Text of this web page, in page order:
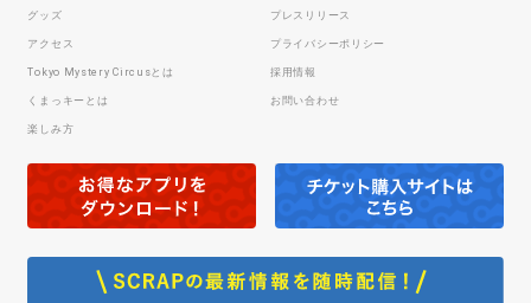
グッズ
アクセス
Tokyo Mystery Circusとは
くまっキーとは
楽しみ方
プレスリリース
プライバシーポリシー
採用情報
お問い合わせ